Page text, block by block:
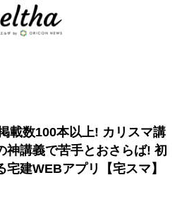
載数100本以上! カリスマ講
神講義で苦手とおさらば! 初
宅建WEBアプリ【宅スマ】